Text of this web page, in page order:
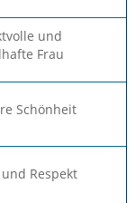
und
Frau
Schönheit
Respekt